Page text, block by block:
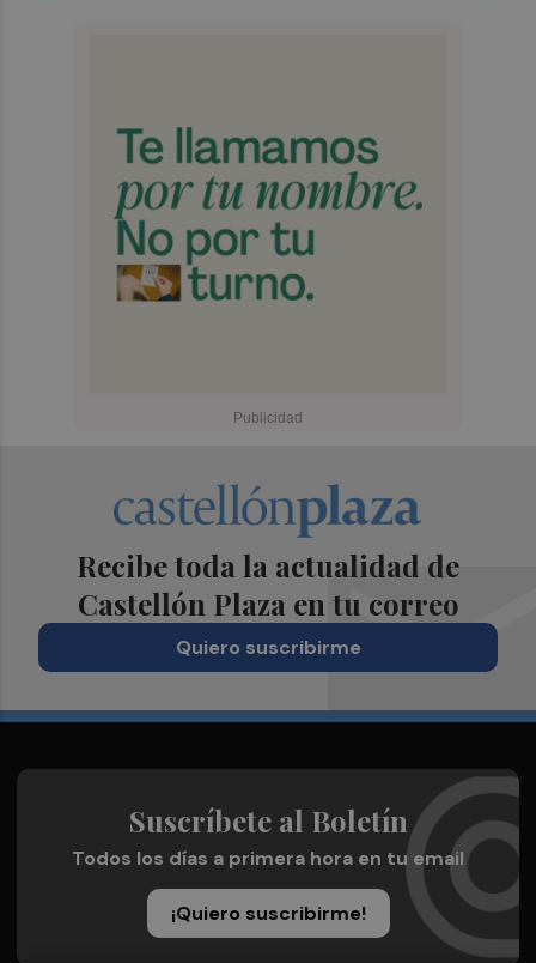
Recibe toda la actualidad de
Castellón Plaza en tu correo
Quiero suscribirme
Suscríbete al Boletín
Todos los días a primera hora en tu email
¡Quiero suscribirme!